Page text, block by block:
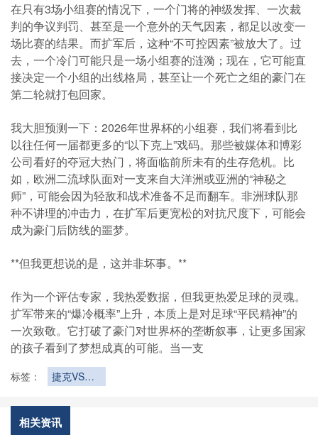
在只有3场小组赛的情况下，一个门将的神级发挥、一次裁
判的争议判罚、甚至是一个意外的天气因素，都足以改变一
场比赛的结果。而扩军后，这种“不可控因素”被放大了。过
去，一个冷门可能只是一场小组赛的涟漪；现在，它可能直
接决定一个小组的出线格局，甚至让一个死亡之组的豪门在
第二轮就打包回家。
我大胆预测一下：2026年世界杯的小组赛，我们将看到比
以往任何一届都更多的“以下克上”戏码。那些被媒体和博彩
公司看好的夺冠大热门，将面临前所未有的生存危机。比
如，欧洲二流球队面对一支来自大洋洲或亚洲的“神秘之
师”，可能会因为轻敌和战术准备不足而翻车。非洲球队那
种不讲理的冲击力，在扩军后更宽松的对抗尺度下，可能会
成为豪门后防线的噩梦。
**但我更想说的是，这并非坏事。**
作为一个评估专家，我热爱数据，但我更热爱足球的灵魂。
扩军带来的“爆冷概率”上升，本质上是对足球“平民精神”的
一次致敬。它打破了豪门对世界杯的垄断叙事，让更多国家
的孩子看到了梦想成真的可能。当一支
标签：
捷克VS墨
克VS墨西
哥在线直播
相关资讯